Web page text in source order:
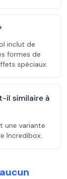
inclut de
formes de
spéciaux.
il similaire à
une variante
Incredibox.